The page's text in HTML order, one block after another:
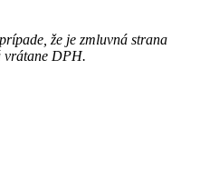
že je zmluvná strana
vrátane DPH.